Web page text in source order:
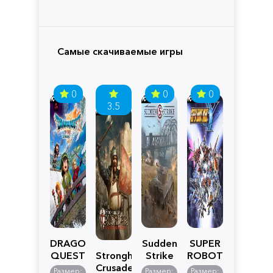
Самые скачиваемые игры
0
DRAGON
QUEST
VII
Размер:
3.5
Stronghold
Crusader:
0
Sudden
Strike
5
Размер:
0
SUPER
ROBOT
WARS
Размер: